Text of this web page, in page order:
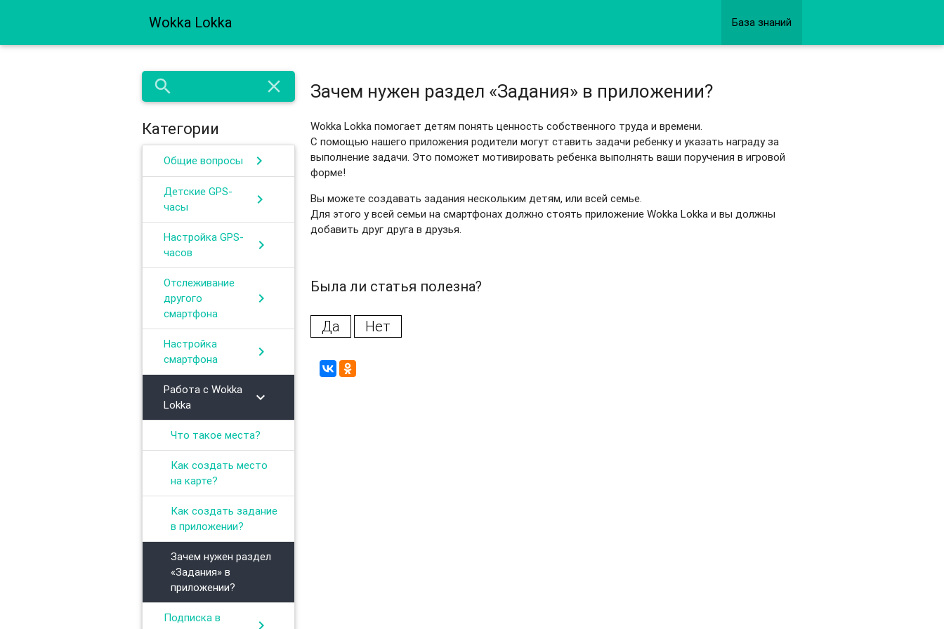
Wokka Lokka База знаний
search close
Категории
Общие вопросы chevron_right
Детские GPS-
часы
chevron_right
Настройка GPS-
часов
chevron_right
Отслеживание
другого
смартфона
chevron_right
Настройка
смартфона
chevron_right
Работа с Wokka
Lokka
chevron_right
Что такое места?
Как создать место
на карте?
Как создать задание
в приложении?
Зачем нужен раздел
«Задания» в
приложении?
Подписка в
chevron_right
Зачем нужен раздел «Задания» в приложении?
Wokka Lokka помогает детям понять ценность собственного труда и времени.
С помощью нашего приложения родители могут ставить задачи ребенку и указать награду за
выполнение задачи. Это поможет мотивировать ребенка выполнять ваши поручения в игровой
форме!
Вы можете создавать задания нескольким детям, или всей семье.
Для этого у всей семьи на смартфонах должно стоять приложение Wokka Lokka и вы должны
добавить друг друга в друзья.
Была ли статья полезна?
Да Нет